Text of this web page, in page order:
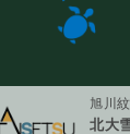
旭川
北大